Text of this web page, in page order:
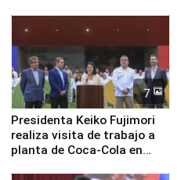
7
Presidenta Keiko Fujimori
realiza visita de trabajo a
planta de Coca-Cola en